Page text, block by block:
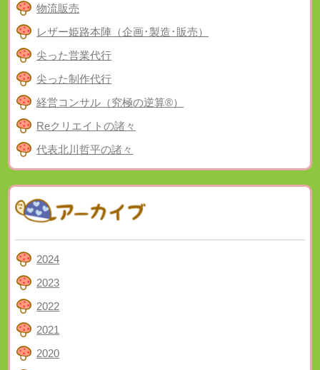
物流販売
レザー姫路本陣（企画･製造･販売）
尖った営業代行
尖った制作代行
経営コンサル（究極の逆算®）
Reクリエイトの諸々
代表北川哲平の諸々
2024
2023
2022
2021
2020